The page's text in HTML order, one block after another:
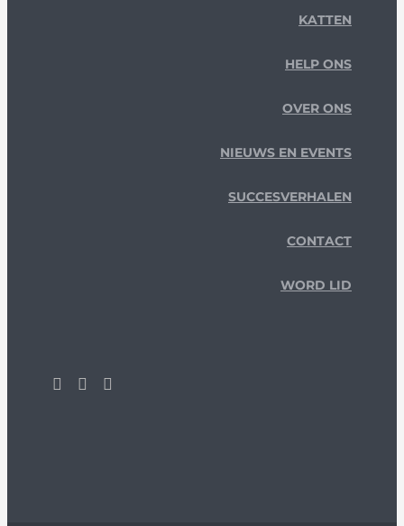
KATTEN
HELP ONS
OVER ONS
NIEUWS EN EVENTS
SUCCESVERHALEN
CONTACT
WORD LID